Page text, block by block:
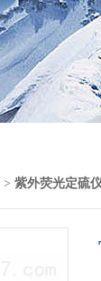
> 紫外荧光定硫仪